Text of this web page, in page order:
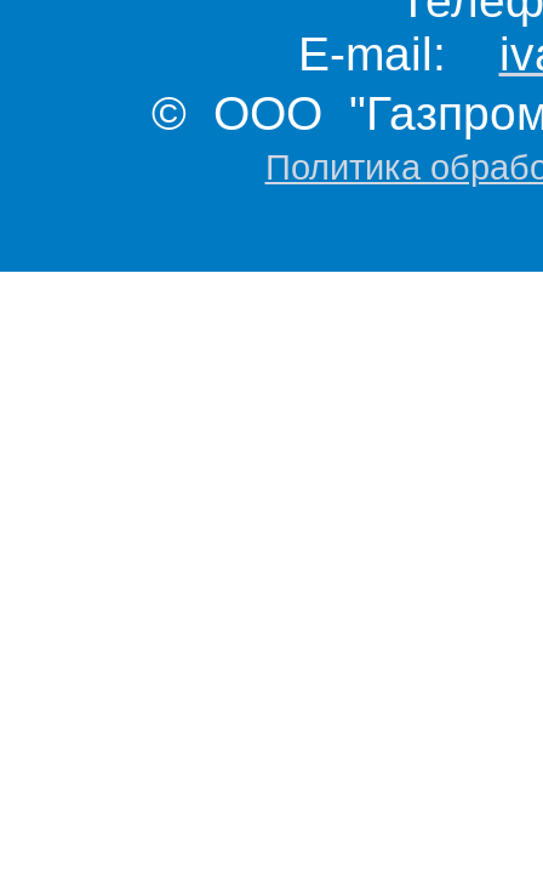
E-mail:
© ООО "Газпром
Политика